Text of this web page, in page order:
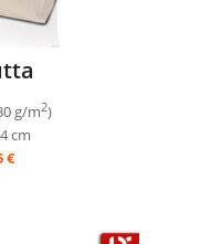
g/m2)
cm
€